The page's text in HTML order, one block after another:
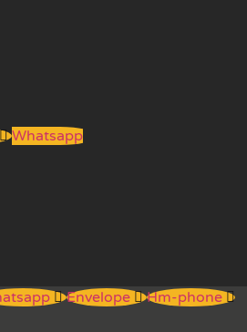
Whatsapp
Envelope Hm-phone